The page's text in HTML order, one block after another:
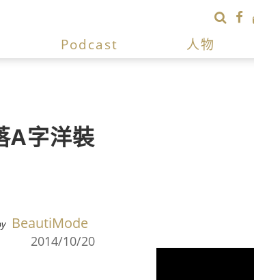
Podcast 人物
A字洋裝
BeautiMode
2014/10/20